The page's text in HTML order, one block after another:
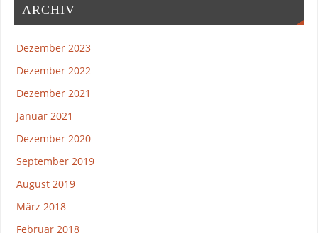
ARCHIV
Dezember 2023
Dezember 2022
Dezember 2021
Januar 2021
Dezember 2020
September 2019
August 2019
März 2018
Februar 2018